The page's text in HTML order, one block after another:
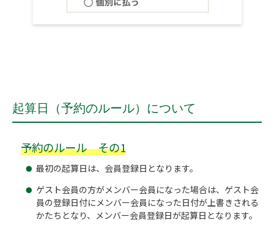
起算日（予約のルール）について
予約のルール その1
最初の起算日は、会員登録日となります。
ゲスト会員の方がメンバー会員になった場合は、ゲスト会
員の登録日付にメンバー会員になった日付が上書きされる
かたちとなり、メンバー会員登録日が起算日となります。